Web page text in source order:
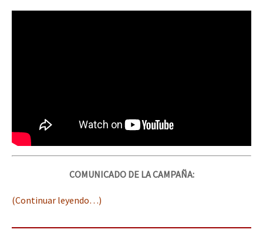
COMUNICADO DE LA CAMPAÑA:
(Continuar leyendo…)